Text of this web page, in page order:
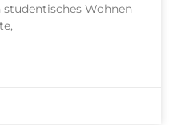
Woh­nen